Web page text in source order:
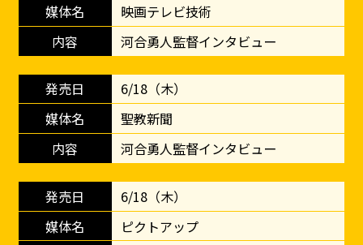
映画テレビ技術
河合勇人監督インタビュー
6/18（木）
聖教新聞
河合勇人監督インタビュー
6/18（木）
ピクトアップ